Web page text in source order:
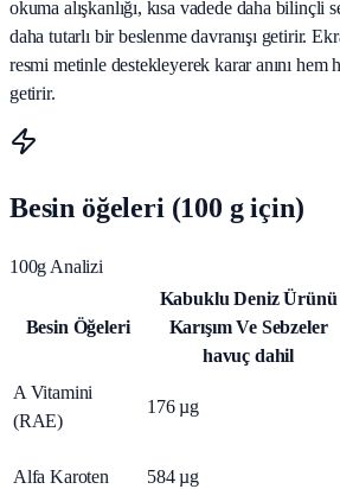
okuma alışkanlığı, kısa vadede daha bilinçli
daha tutarlı bir beslenme davranışı getirir.
resmi metinle destekleyerek karar anını hem
getirir.
Besin öğeleri (100 g için)
100g Analizi
Besin Öğeleri
Kabuklu Deniz Ürünü
Karışım Ve Sebzeler
havuç dahil
A Vitamini
(RAE)
176 µg
Alfa Karoten 584 µg